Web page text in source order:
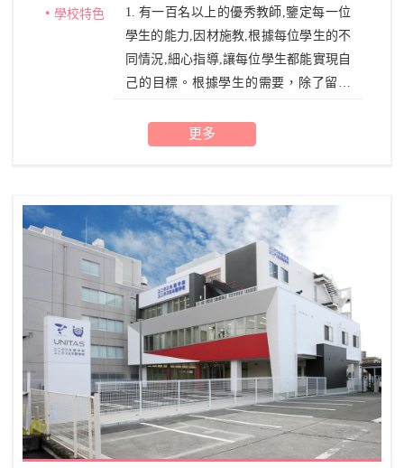
學校特色
1. 有一百名以上的優秀教師,鑒定每一位
學生的能力,因材施教,根據每位學生的不
同情況,細心指導,讓每位學生都能實現自
己的目標。根據學生的需要，除了留學
語教學資源也非常充實。 2. 我們設有各
後在日本工作的商務就業課程（IT課
程・商務日語・商務禮節・就業指
導）。 3. 根據學生的需求展開教育，以
日本為起點，培養通用於全世界的國際
型人才 是赤門會的教育方針。也就是，
讓學生在赤門會學習日語的同時瞭解世
界，最終達到學校與學生共同成長發
展。
更多